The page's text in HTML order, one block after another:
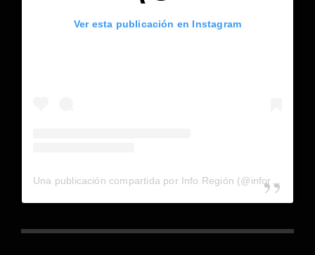
Ver esta publicación en Instagram